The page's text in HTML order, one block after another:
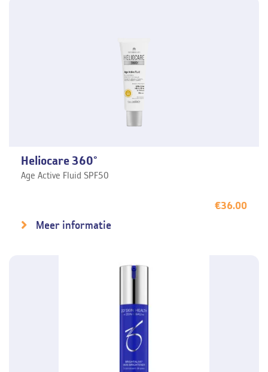
Heliocare 360°
Age Active Fluid SPF50
€36.00
Meer informatie